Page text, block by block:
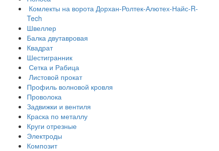
Комлекты на ворота Дорхан-Ролтек-Алютех-Найс-R-
Tech
Швеллер
Балка двутавровая
Квадрат
Шестигранник
Сетка и Рабица
Листовой прокат
Профиль волновой кровля
Проволока
Задвижки и вентиля
Краска по металлу
Круги отрезные
Электроды
Композит